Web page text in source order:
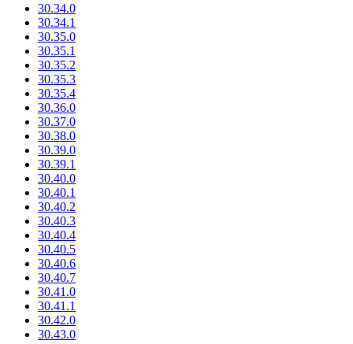
30.34.0
30.34.1
30.35.0
30.35.1
30.35.2
30.35.3
30.35.4
30.36.0
30.37.0
30.38.0
30.39.0
30.39.1
30.40.0
30.40.1
30.40.2
30.40.3
30.40.4
30.40.5
30.40.6
30.40.7
30.41.0
30.41.1
30.42.0
30.43.0